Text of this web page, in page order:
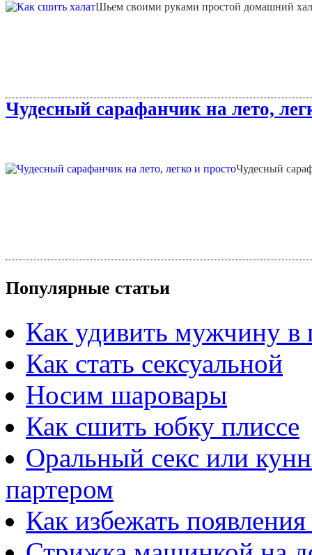
Шьем своими руками простой домашний
Чудесный сарафанчик на лето,
Чудесный
Популярные статьи
Как удивить мужчину в
Как стать сексуальной
Носим шаровары
Как сшить юбку плиссе
Оральный секс или
партером
Как избежать